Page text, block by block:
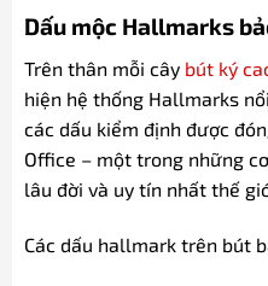
Dấu mộc Hallmarks
Trên thân mỗi cây bút ký
hiện hệ thống Hallmarks
các dấu kiểm định được
Office – một trong những
lâu đời và uy tín nhất thế
Các dấu hallmark trên bút